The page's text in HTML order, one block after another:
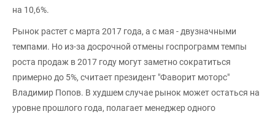
на 10,6%.
Рынок растет с марта 2017 года, а с мая - двузначными
темпами. Но из-за досрочной отмены госпрограмм темпы
роста продаж в 2017 году могут заметно сократиться
примерно до 5%, считает президент "Фаворит моторс"
Владимир Попов. В худшем случае рынок может остаться на
уровне прошлого года, полагает менеджер одного